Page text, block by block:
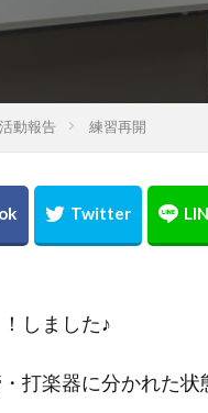
活動報告 練習再開
しました♪
打楽器に分かれた